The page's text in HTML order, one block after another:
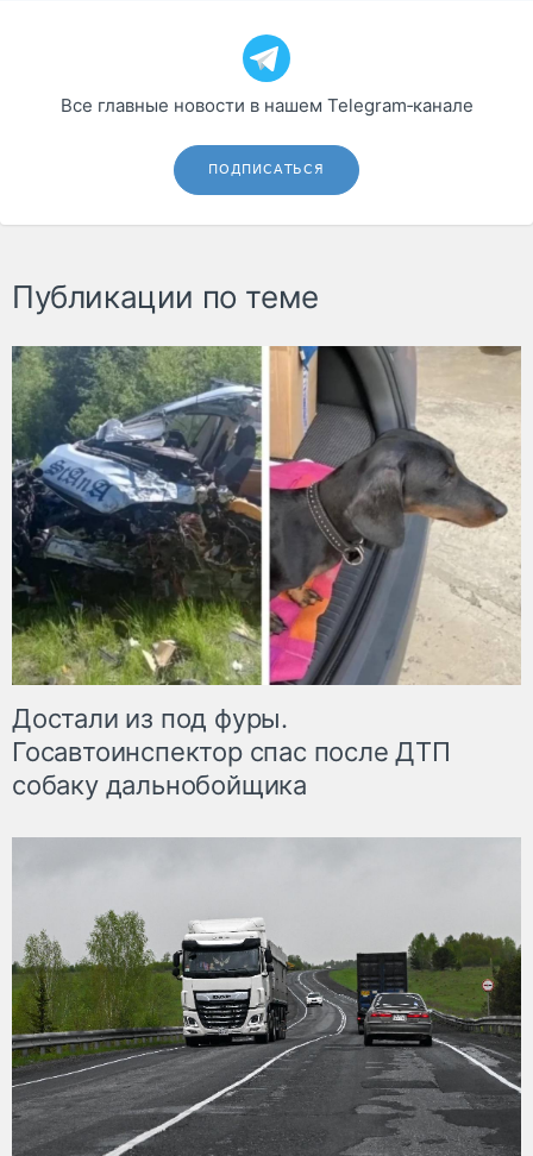
Все главные новости в нашем Telegram‑канале
ПОДПИСАТЬСЯ
Публикации по теме
Достали из под фуры.
Госавтоинспектор спас после ДТП
собаку дальнобойщика